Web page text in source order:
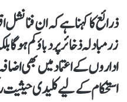
ذرائع کا کہنا ہے کہ ان
زرمبادلہ ذخائر پر دباؤ کم ہوگا
اداروں کے اعتماد میں بھی
استحکام کے لیے کلیدی